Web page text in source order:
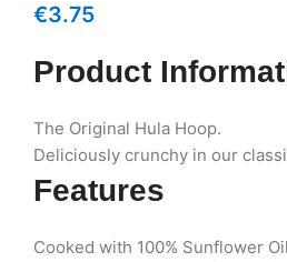
€3.75
Product
The Original Hula Hoop.
Deliciously crunchy in our
Features
Cooked with 100% Sunflower